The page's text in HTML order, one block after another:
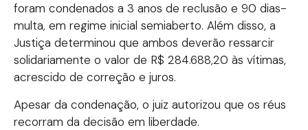
foram condenados a 3 anos de reclusão e 90 dias-
multa, em regime inicial semiaberto. Além disso, a
Justiça determinou que ambos deverão ressarcir
solidariamente o valor de R$ 284.688,20 às vítimas,
acrescido de correção e juros.
Apesar da condenação, o juiz autorizou que os réus
recorram da decisão em liberdade.